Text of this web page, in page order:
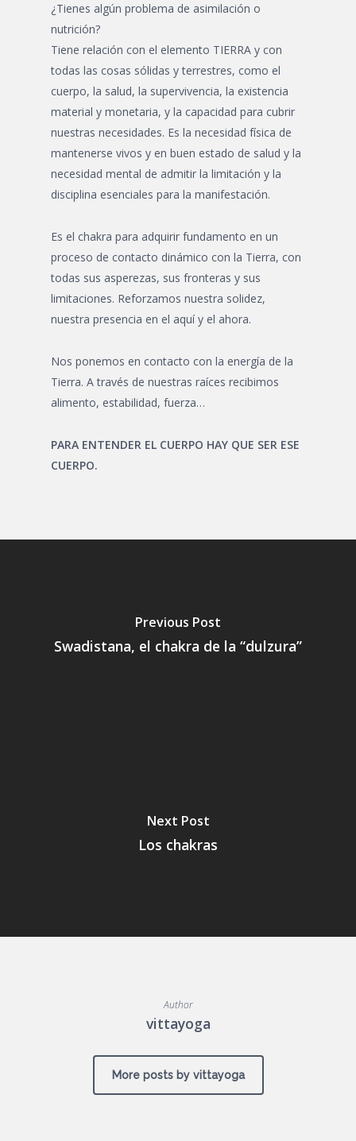
¿Tienes algún problema de asimilación o
nutrición?
Tiene relación con el elemento TIERRA y con
todas las cosas sólidas y terrestres, como el
cuerpo, la salud, la supervivencia, la existencia
material y monetaria, y la capacidad para cubrir
nuestras necesidades. Es la necesidad física de
mantenerse vivos y en buen estado de salud y la
necesidad mental de admitir la limitación y la
disciplina esenciales para la manifestación.
Es el chakra para adquirir fundamento en un
proceso de contacto dinámico con la Tierra, con
todas sus asperezas, sus fronteras y sus
limitaciones. Reforzamos nuestra solidez,
nuestra presencia en el aquí y el ahora.
Nos ponemos en contacto con la energía de la
Tierra. A través de nuestras raíces recibimos
alimento, estabilidad, fuerza…
PARA ENTENDER EL CUERPO HAY QUE SER ESE
CUERPO.
Previous Post
Swadistana, el chakra de la “dulzura”
Next Post
Los chakras
Author
vittayoga
More posts by vittayoga